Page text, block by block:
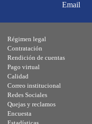
Email
Régimen legal
Contratación
Rendición de cuentas
Pago virtual
Calidad
Correo institucional
Redes Sociales
Quejas y reclamos
Encuesta